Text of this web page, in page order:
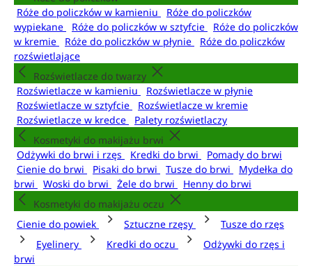
Róże do policzków w kamieniu
Róże do policzków
wypiekane
Róże do policzków w sztyfcie
Róże do policzków
w kremie
Róże do policzków w płynie
Róże do policzków
rozświetlające
Rozświetlacze do twarzy
Rozświetlacze w kamieniu
Rozświetlacze w płynie
Rozświetlacze w sztyfcie
Rozświetlacze w kremie
Rozświetlacze w kredce
Palety rozświetlaczy
Kosmetyki do makijażu brwi
Odżywki do brwi i rzęs
Kredki do brwi
Pomady do brwi
Cienie do brwi
Pisaki do brwi Tusze do brwi
Mydełka do
brwi
Woski do brwi Żele do brwi
Henny do brwi
Kosmetyki do makijażu oczu
Cienie do powiek
Sztuczne rzęsy
Tusze do rzęs
Eyelinery
Kredki do oczu
Odżywki do rzęs i
brwi